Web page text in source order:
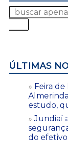
ÚLTIMAS
Feira
estudo,
Jundiaí
do efetivo